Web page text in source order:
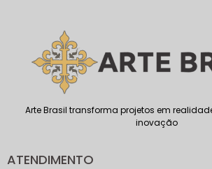
Arte Brasil transforma projetos em
inovação
ATENDIMENTO